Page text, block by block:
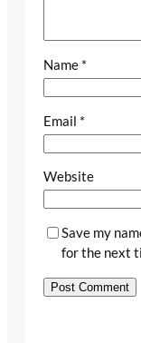
Name *
Email *
Website
Save my
for the next